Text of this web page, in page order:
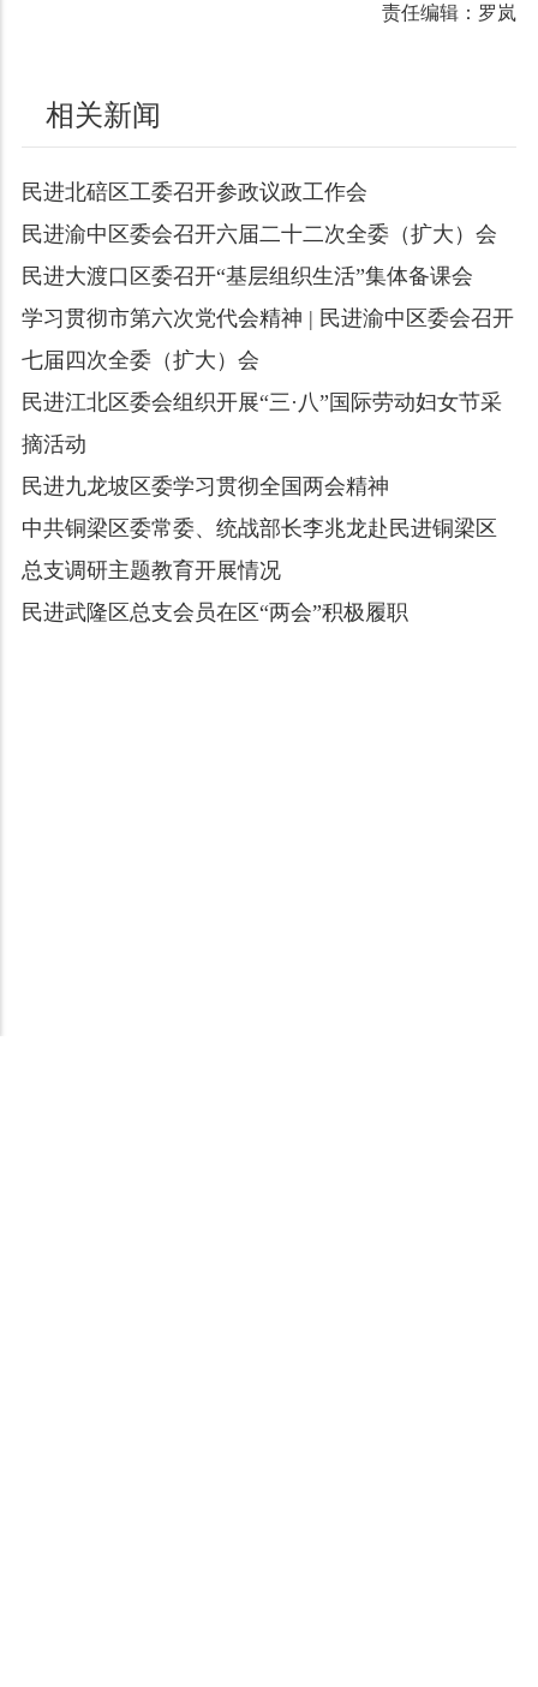
责任编辑：罗岚
相关新闻
民进北碚区工委召开参政议政工作会
民进渝中区委会召开六届二十二次全委（扩大）会
民进大渡口区委召开“基层组织生活”集体备课会
学习贯彻市第六次党代会精神 | 民进渝中区委会召开
七届四次全委（扩大）会
民进江北区委会组织开展“三·八”国际劳动妇女节采
摘活动
民进九龙坡区委学习贯彻全国两会精神
中共铜梁区委常委、统战部长李兆龙赴民进铜梁区
总支调研主题教育开展情况
民进武隆区总支会员在区“两会”积极履职